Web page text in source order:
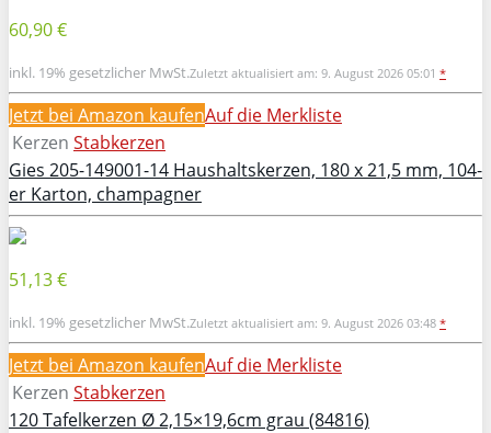
60,90 €
inkl. 19% gesetzlicher MwSt.Zuletzt aktualisiert am: 9. August 2026 05:01 *
Jetzt bei Amazon kaufenAuf die Merkliste
Kerzen Stabkerzen
Gies 205-149001-14 Haushaltskerzen, 180 x 21,5 mm, 104-
er Karton, champagner
51,13 €
inkl. 19% gesetzlicher MwSt.Zuletzt aktualisiert am: 9. August 2026 03:48 *
Jetzt bei Amazon kaufenAuf die Merkliste
Kerzen Stabkerzen
120 Tafelkerzen Ø 2,15×19,6cm grau (84816)